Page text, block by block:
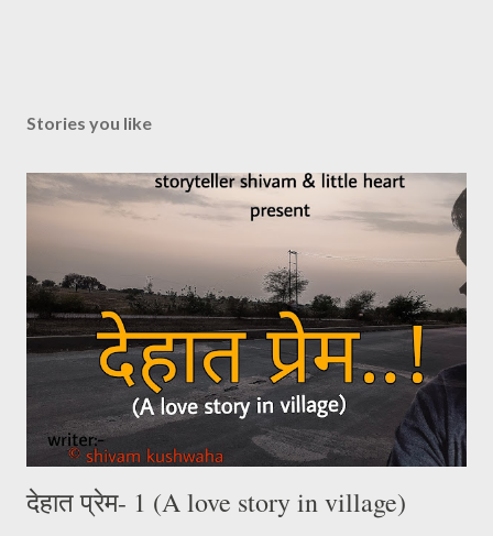
Stories you like
देहात प्रेम- 1 (A love story in village)